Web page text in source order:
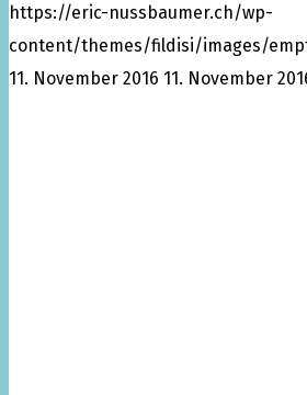
https://eric-nussbaumer.ch/wp-
content/themes/fildisi/images/
11. November 2016 11. November